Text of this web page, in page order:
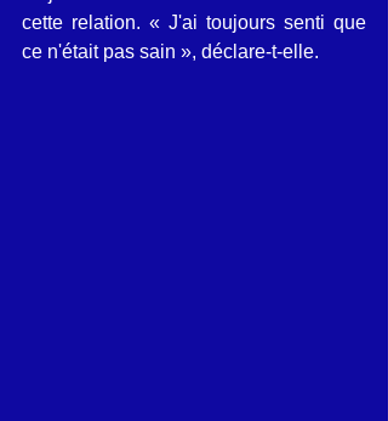
cette relation. « J'ai toujours senti que
ce n'était pas sain », déclare-t-elle.